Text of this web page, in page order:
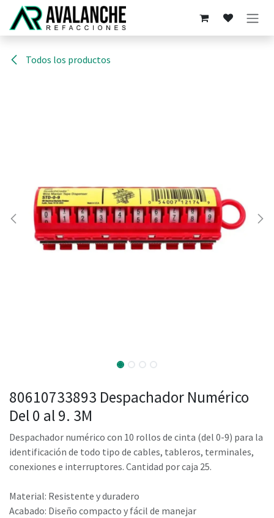
Ir al contenido
Todos los productos
80610733893 Despachador Numérico
Del 0 al 9. 3M
Despachador numérico con 10 rollos de cinta (del 0-9) para la
identificación de todo tipo de cables, tableros, terminales,
conexiones e interruptores. Cantidad por caja 25.
Material: Resistente y duradero
Acabado: Diseño compacto y fácil de manejar